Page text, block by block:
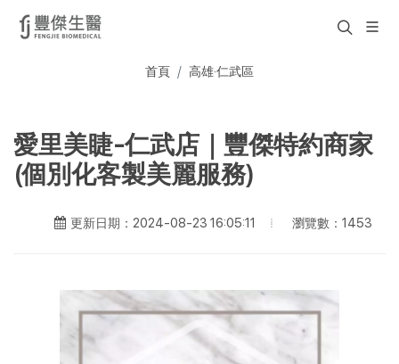
首頁 高雄·仁武區
愛里美睫-仁武店｜豐傑特約商家
(個別化客製美麗服務)
更新日期：2024-08-23 16:05:11 瀏覽數：1453